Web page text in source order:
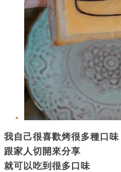
我自己很喜歡烤很多種口味
跟家人切開來分享
就可以吃到很多口味